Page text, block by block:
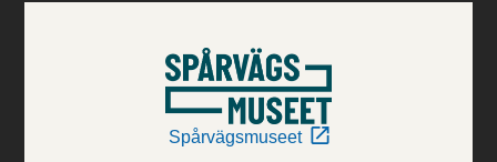
Spårvägsmuseet